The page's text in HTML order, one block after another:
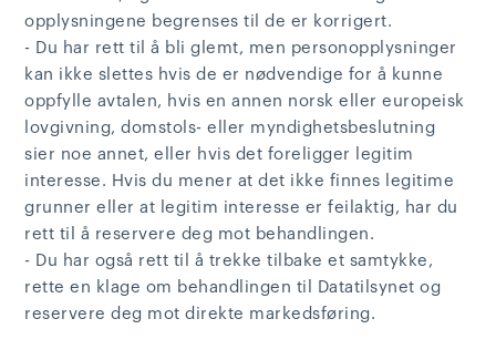
opplysningene begrenses til de er korrigert.
- Du har rett til å bli glemt, men personopplysninger
kan ikke slettes hvis de er nødvendige for å kunne
oppfylle avtalen, hvis en annen norsk eller europeisk
lovgivning, domstols- eller myndighetsbeslutning
sier noe annet, eller hvis det foreligger legitim
interesse. Hvis du mener at det ikke finnes legitime
grunner eller at legitim interesse er feilaktig, har du
rett til å reservere deg mot behandlingen.
- Du har også rett til å trekke tilbake et samtykke,
rette en klage om behandlingen til Datatilsynet og
reservere deg mot direkte markedsføring.